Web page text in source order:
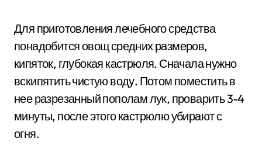
Для приготовления лечебного средства
понадобится овощ средних размеров,
кипяток, глубокая кастрюля. Сначала нужно
вскипятить чистую воду. Потом поместить в
нее разрезанный пополам лук, проварить 3-4
минуты, после этого кастрюлю убирают с
огня.